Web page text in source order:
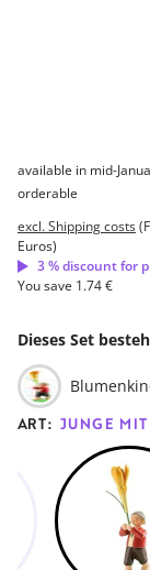
available in mid-
orderable
excl. Shipping costs
Euros)
3 % discount for
You save 1.74 €
Dieses Set
ART: JUNGE